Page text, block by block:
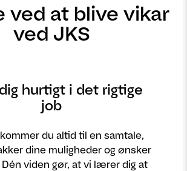
ved at blive vikar
ved JKS
hurtigt i det rigtige
job
du altid til en samtale,
dine muligheder og ønsker
viden gør, at vi lærer dig at